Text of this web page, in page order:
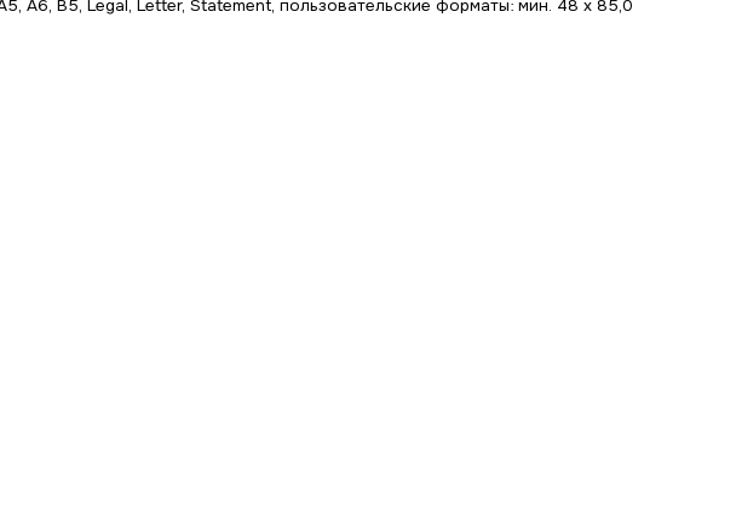
A6, B5, Legal, Letter, Statement, пользовательские форматы: мин. 48 x 85,0